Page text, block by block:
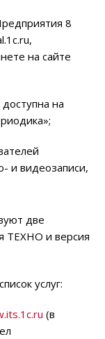
8
на сайте
на
и видеозаписи,
две
ТЕХНО и версия
услуг:
(в